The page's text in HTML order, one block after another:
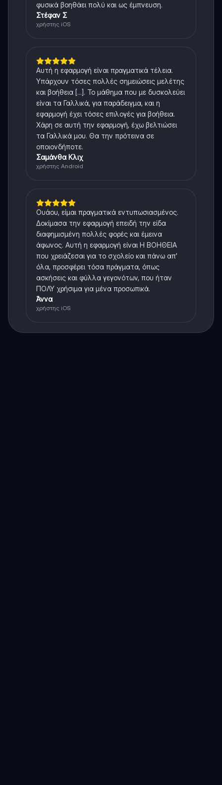
φυσικά βοηθάει πολύ και ως έμπνευση.
Στέφαν Σ
χρήστης iOS
Αυτή η εφαρμογή είναι πραγματικά τέλεια.
Υπάρχουν τόσες πολλές σημειώσεις μελέτης
και βοήθεια [...]. Το μάθημα που με δυσκολεύει
είναι τα Γαλλικά, για παράδειγμα, και η
εφαρμογή έχει τόσες επιλογές για βοήθεια.
Χάρη σε αυτή την εφαρμογή, έχω βελτιώσει
τα Γαλλικά μου. Θα την πρότεινα σε
οποιονδήποτε.
Σαμάνθα Κλιχ
χρήστης Android
Ουάου, είμαι πραγματικά εντυπωσιασμένος.
Δοκίμασα την εφαρμογή επειδή την είδα
διαφημισμένη πολλές φορές και έμεινα
άφωνος. Αυτή η εφαρμογή είναι Η ΒΟΗΘΕΙΑ
που χρειάζεσαι για το σχολείο και πάνω απ'
όλα, προσφέρει τόσα πράγματα, όπως
ασκήσεις και φύλλα γεγονότων, που ήταν
ΠΟΛΥ χρήσιμα για μένα προσωπικά.
Άννα
χρήστης iOS